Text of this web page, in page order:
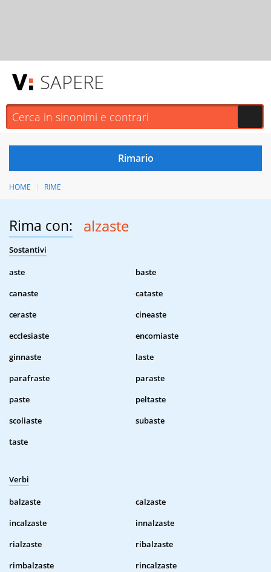
SAPERE
HOME RIME
Rima con: alzaste
Sostantivi
aste
baste
canaste
cataste
ceraste
cineaste
ecclesiaste
encomiaste
ginnaste
laste
parafraste
paraste
paste
peltaste
scoliaste
subaste
taste
Verbi
balzaste
calzaste
incalzaste
innalzaste
rialzaste
ribalzaste
rimbalzaste
rincalzaste